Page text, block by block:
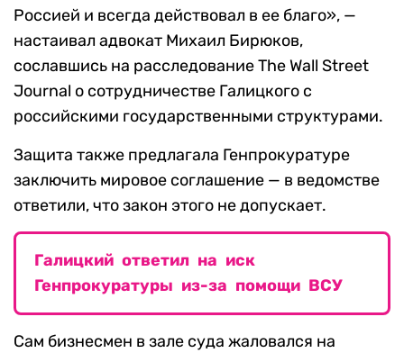
Россией и всегда действовал в ее благо», —
настаивал адвокат Михаил Бирюков,
сославшись на расследование The Wall Street
Journal о сотрудничестве Галицкого с
российскими государственными структурами.
Защита также предлагала Генпрокуратуре
заключить мировое соглашение — в ведомстве
ответили, что закон этого не допускает.
Галицкий ответил на иск
Генпрокуратуры из-за помощи ВСУ
Сам бизнесмен в зале суда жаловался на